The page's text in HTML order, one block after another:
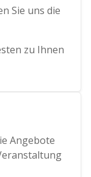
Sie uns die
zu Ihnen
Angebote